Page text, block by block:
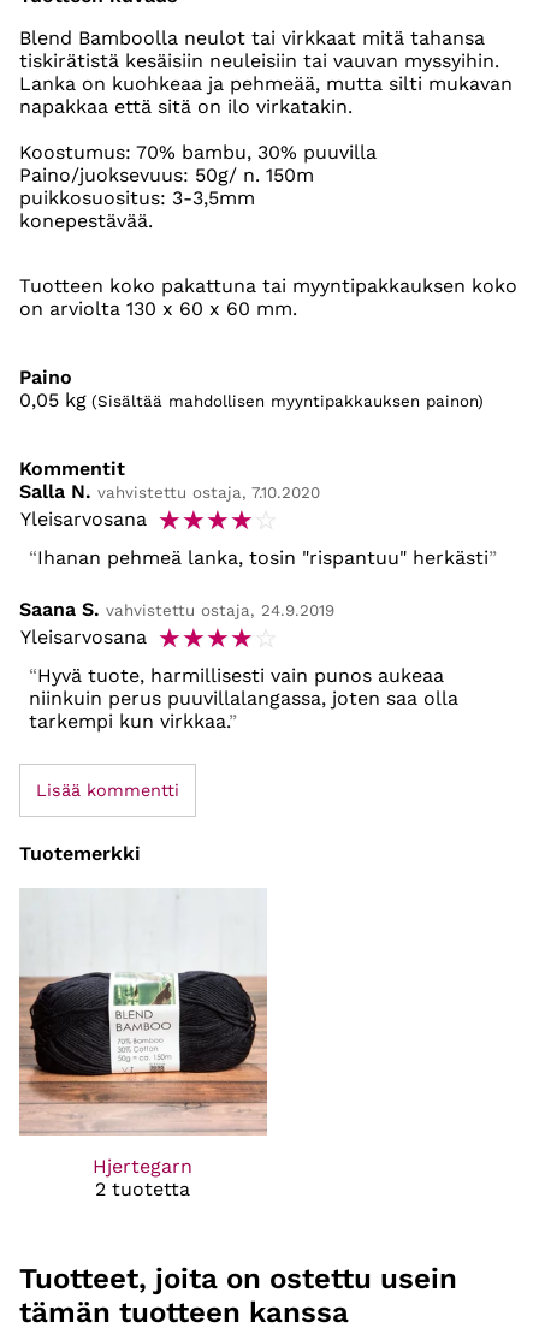
Blend Bamboolla neulot tai virkkaat mitä tahansa
tiskirätistä kesäisiin neuleisiin tai vauvan myssyihin.
Lanka on kuohkeaa ja pehmeää, mutta silti mukavan
napakkaa että sitä on ilo virkatakin.
Koostumus: 70% bambu, 30% puuvilla
Paino/juoksevuus: 50g/ n. 150m
puikkosuositus: 3-3,5mm
konepestävää.
Tuotteen koko pakattuna tai myyntipakkauksen koko
on arviolta 130 x 60 x 60 mm.
Paino
0,05 kg (Sisältää mahdollisen myyntipakkauksen painon)
Kommentit
Salla N. vahvistettu ostaja, 7.10.2020
Yleisarvosana ☆☆☆☆☆
Ihanan pehmeä lanka, tosin "rispantuu" herkästi
Saana S. vahvistettu ostaja, 24.9.2019
Yleisarvosana ☆☆☆☆☆
Hyvä tuote, harmillisesti vain punos aukeaa
niinkuin perus puuvillalangassa, joten saa olla
tarkempi kun virkkaa.
Lisää kommentti
Tuotemerkki
Hjertegarn
2 tuotetta
Tuotteet, joita on ostettu usein
tämän tuotteen kanssa